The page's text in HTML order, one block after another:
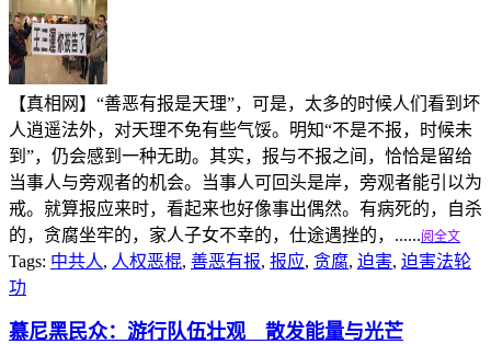
【真相网】“善恶有报是天理”，可是，太多的时候人们看到坏
人逍遥法外，对天理不免有些气馁。明知“不是不报，时候未
到”，仍会感到一种无助。其实，报与不报之间，恰恰是留给
当事人与旁观者的机会。当事人可回头是岸，旁观者能引以为
戒。就算报应来时，看起来也好像事出偶然。有病死的，自杀
的，贪腐坐牢的，家人子女不幸的，仕途遇挫的，......阅全文
Tags: 中共人, 人权恶棍, 善恶有报, 报应, 贪腐, 迫害, 迫害法轮
功
慕尼黑民众：游行队伍壮观 散发能量与光芒